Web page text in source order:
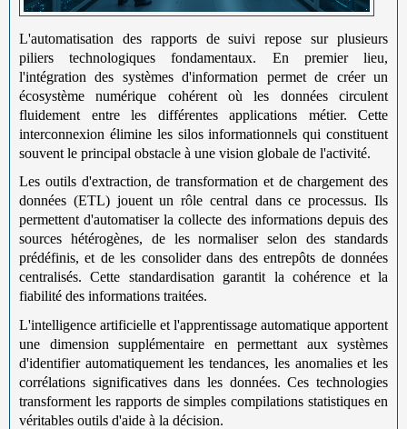
L'automatisation des rapports de suivi repose sur plusieurs
piliers technologiques fondamentaux. En premier lieu,
l'intégration des systèmes d'information permet de créer un
écosystème numérique cohérent où les données circulent
fluidement entre les différentes applications métier. Cette
interconnexion élimine les silos informationnels qui constituent
souvent le principal obstacle à une vision globale de l'activité.
Les outils d'extraction, de transformation et de chargement des
données (ETL) jouent un rôle central dans ce processus. Ils
permettent d'automatiser la collecte des informations depuis des
sources hétérogènes, de les normaliser selon des standards
prédéfinis, et de les consolider dans des entrepôts de données
centralisés. Cette standardisation garantit la cohérence et la
fiabilité des informations traitées.
L'intelligence artificielle et l'apprentissage automatique apportent
une dimension supplémentaire en permettant aux systèmes
d'identifier automatiquement les tendances, les anomalies et les
corrélations significatives dans les données. Ces technologies
transforment les rapports de simples compilations statistiques en
véritables outils d'aide à la décision.